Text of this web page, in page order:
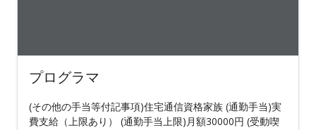
プログラマ
(その他の手当等付記事項)住宅通信資格家族 (通勤手当)実
費支給（上限あり） (通勤手当上限)月額30000円 (受動喫